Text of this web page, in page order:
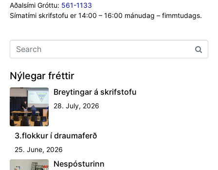
Aðalsími Gróttu: 561-1133
Símatími skrifstofu er 14:00 – 16:00 mánudag – fimmtudags.
Nýlegar fréttir
Breytingar á skrifstofu
28. July, 2026
3.flokkur í draumaferð
25. June, 2026
Nespósturinn